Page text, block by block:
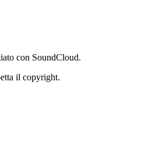
con SoundCloud.
il copyright.